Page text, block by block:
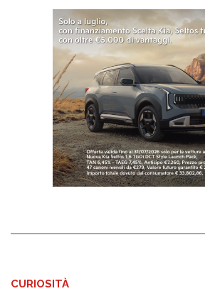
CURIOSITÀ